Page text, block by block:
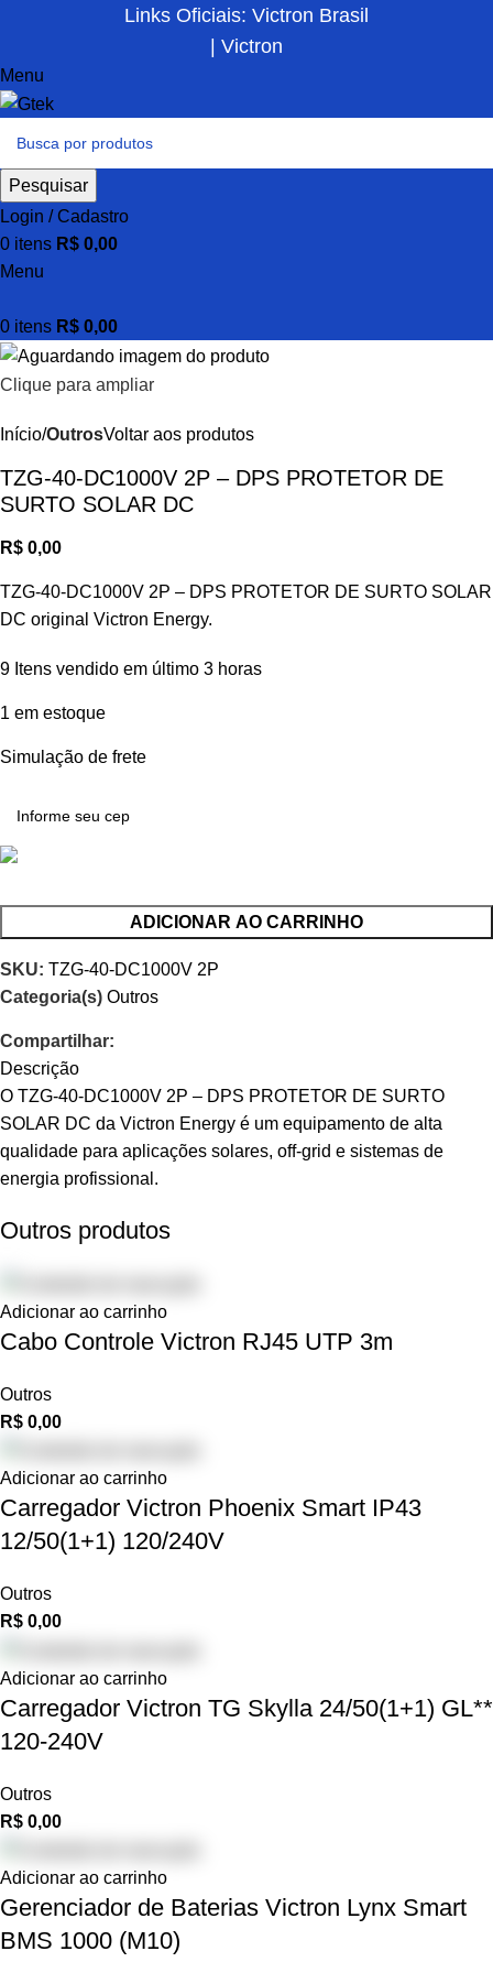
Links Oficiais: Victron Brasil
| Victron
Menu
Pesquisar
Login / Cadastro
0 itens R$ 0,00
Menu
0 itens R$ 0,00
Clique para ampliar
Início OutrosVoltar aos produtos
TZG-40-DC1000V 2P – DPS PROTETOR DE
SURTO SOLAR DC
R$ 0,00
TZG-40-DC1000V 2P – DPS PROTETOR DE SURTO SOLAR
DC original Victron Energy.
9 Itens vendido em último 3 horas
1 em estoque
Simulação de frete
ADICIONAR AO CARRINHO
SKU: TZG-40-DC1000V 2P
Categoria(s) Outros
Compartilhar:
Descrição
O TZG-40-DC1000V 2P – DPS PROTETOR DE SURTO
SOLAR DC da Victron Energy é um equipamento de alta
qualidade para aplicações solares, off-grid e sistemas de
energia profissional.
Outros produtos
Adicionar ao carrinho
Cabo Controle Victron RJ45 UTP 3m
Outros
R$ 0,00
Adicionar ao carrinho
Carregador Victron Phoenix Smart IP43
12/50(1+1) 120/240V
Outros
R$ 0,00
Adicionar ao carrinho
Carregador Victron TG Skylla 24/50(1+1) GL**
120-240V
Outros
R$ 0,00
Adicionar ao carrinho
Gerenciador de Baterias Victron Lynx Smart
BMS 1000 (M10)